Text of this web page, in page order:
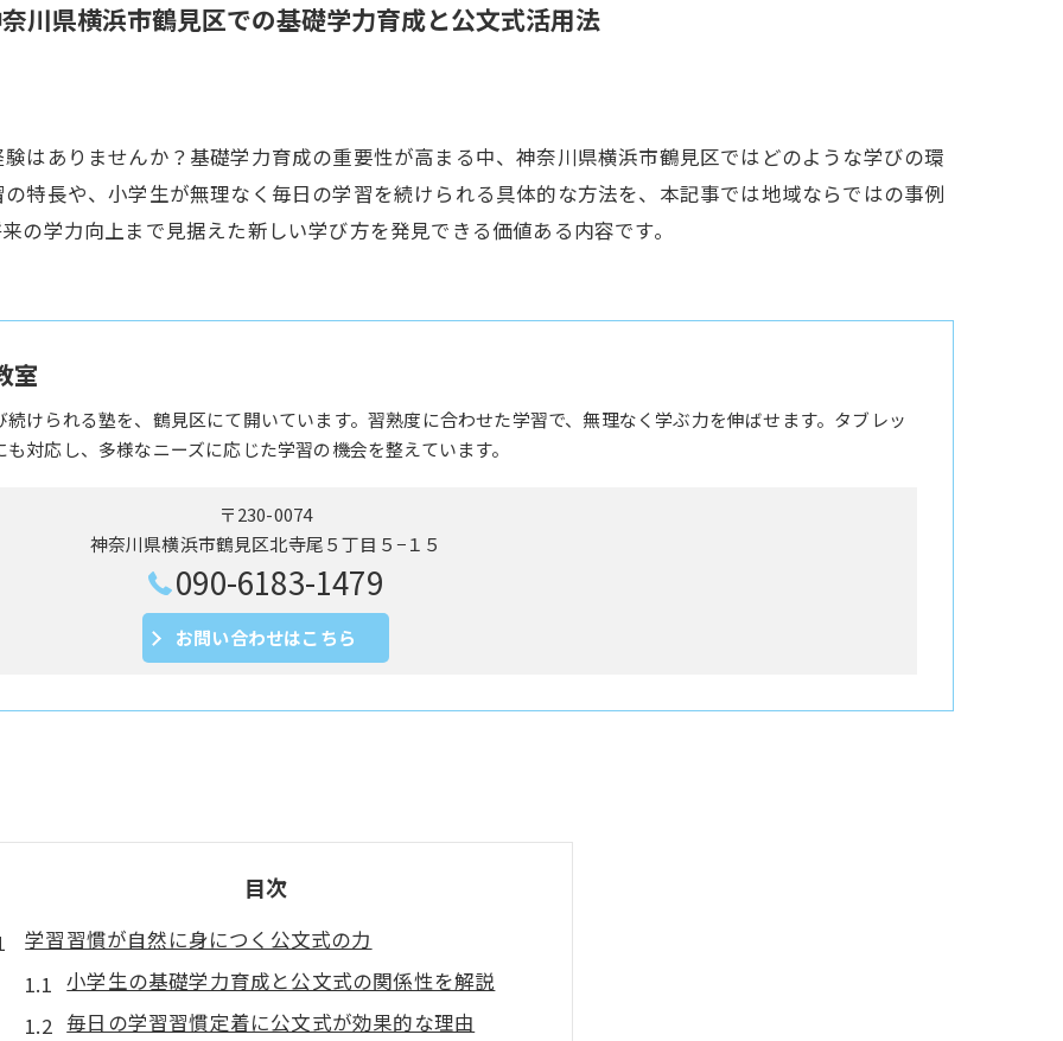
川県横浜市鶴見区での基礎学力育成と公文式活用法
はありませんか？基礎学力育成の重要性が高まる中、神奈川県横浜市鶴見区ではどのような学びの環
特長や、小学生が無理なく毎日の学習を続けられる具体的な方法を、本記事では地域ならではの事例
の学力向上まで見据えた新しい学び方を発見できる価値ある内容です。
室
続けられる塾を、鶴見区にて開いています。習熟度に合わせた学習で、無理なく学ぶ力を伸ばせます。タブレッ
も対応し、多様なニーズに応じた学習の機会を整えています。
〒230-0074
神奈川県横浜市鶴見区北寺尾５丁目５−１５
090-6183-1479
お問い合わせはこちら
目次
学習習慣が自然に身につく公文式の力
小学生の基礎学力育成と公文式の関係性を解説
毎日の学習習慣定着に公文式が効果的な理由